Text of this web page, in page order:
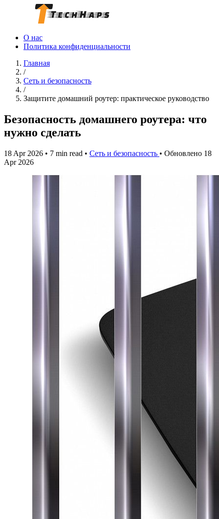
О нас
Политика конфиденциальности
Главная
/
Сеть и безопасность
/
Защитите домашний роутер: практическое руководство
Безопасность домашнего роутера: что
нужно сделать
18 Apr 2026 • 7 min read • Сеть и безопасность • Обновлено 18
Apr 2026